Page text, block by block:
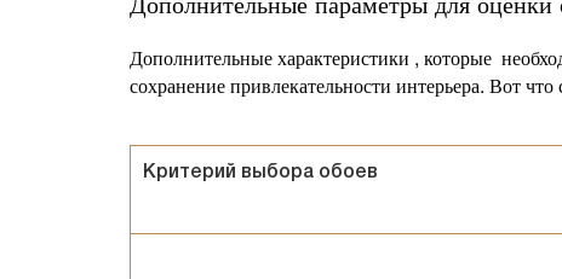
Дополнительные характеристики , которые
сохранение привлекательности интерьера. Вот что
Критерий выбора обоев